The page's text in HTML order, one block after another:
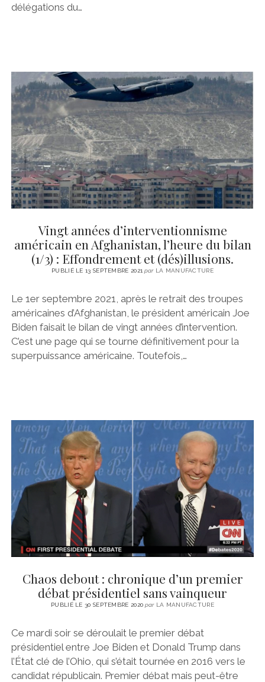
délégations du…
Vingt années d’interventionnisme
américain en Afghanistan, l’heure du bilan
(1/3) : Effondrement et (dés)illusions.
PUBLIÉ LE 13 SEPTEMBRE 2021parLA MANUFACTURE
Le 1er septembre 2021, après le retrait des troupes
américaines d’Afghanistan, le président américain Joe
Biden faisait le bilan de vingt années d’intervention.
C’est une page qui se tourne définitivement pour la
superpuissance américaine. Toutefois,…
Chaos debout : chronique d’un premier
débat présidentiel sans vainqueur
PUBLIÉ LE 30 SEPTEMBRE 2020parLA MANUFACTURE
Ce mardi soir se déroulait le premier débat
présidentiel entre Joe Biden et Donald Trump dans
l’État clé de l’Ohio, qui s’était tournée en 2016 vers le
candidat républicain. Premier débat mais peut-être